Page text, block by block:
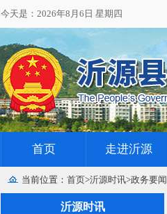
今天是：2026年8月6日 星期四
首页 走进沂源
当前位置： 首页>沂源时讯>政务要闻
沂源时讯